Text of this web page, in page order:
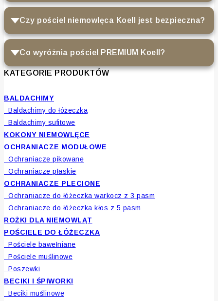
Czy pościel niemowlęca Koell jest bezpieczna?
Co wyróżnia pościel PREMIUM Koell?
KATEGORIE PRODUKTÓW
BALDACHIMY
Baldachimy do łóżeczka
Baldachimy sufitowe
KOKONY NIEMOWLĘCE
OCHRANIACZE MODUŁOWE
Ochraniacze pikowane
Ochraniacze płaskie
OCHRANIACZE PLECIONE
Ochraniacze do łóżeczka warkocz z 3 pasm
Ochraniacze do łóżeczka kłos z 5 pasm
ROŻKI DLA NIEMOWLĄT
POŚCIELE DO ŁÓŻECZKA
Pościele bawełniane
Pościele muślinowe
Poszewki
BECIKI I ŚPIWORKI
Beciki muślinowe